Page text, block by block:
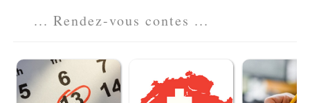
... Rendez-vous contes ...